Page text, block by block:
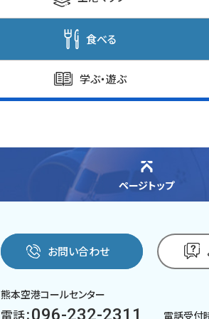
食べる
学ぶ・遊ぶ
ページトップ
お問い合わせ
熊本空港コールセンター
電話：096-232-2311 電話受付